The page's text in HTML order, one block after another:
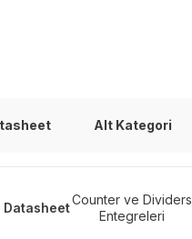
Alt Kategori
Datasheet
Counter ve Dividers
Entegreleri